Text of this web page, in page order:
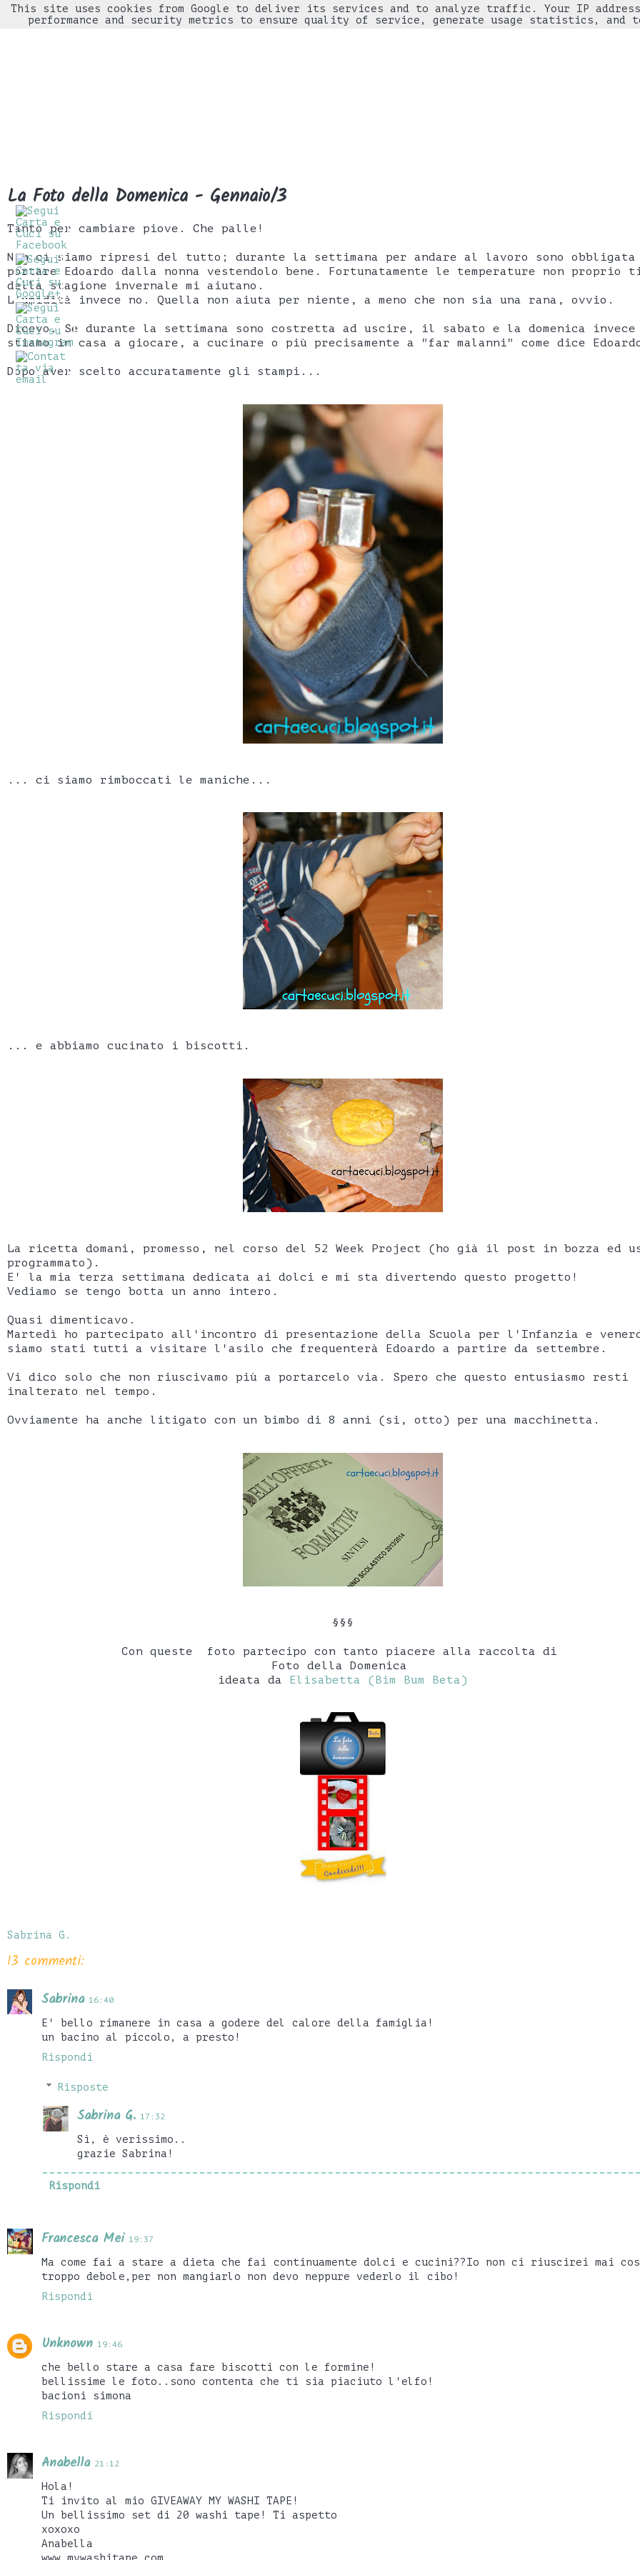
La Foto della Domenica - Gennaio/3
Tanto per cambiare piove. Che palle!
Non ci siamo ripresi del tutto; durante la settimana per andare al lavoro sono obbligata
portare Edoardo dalla nonna vestendolo bene. Fortunatamente le temperature non proprio
della stagione invernale mi aiutano.
L'umidità invece no. Quella non aiuta per niente, a meno che non sia una rana, ovvio.
Dicevo. Se durante la settimana sono costretta ad uscire, il sabato e la domenica invece
stiamo in casa a giocare, a cucinare o più precisamente a "far malanni" come dice
Dopo aver scelto accuratamente gli stampi...
... ci siamo rimboccati le maniche...
... e abbiamo cucinato i biscotti.
La ricetta domani, promesso, nel corso del 52 Week Project (ho già il post in bozza ed
programmato).
E' la mia terza settimana dedicata ai dolci e mi sta divertendo questo progetto!
Vediamo se tengo botta un anno intero.
Quasi dimenticavo.
Martedì ho partecipato all'incontro di presentazione della Scuola per l'Infanzia e
siamo stati tutti a visitare l'asilo che frequenterà Edoardo a partire da settembre.
Vi dico solo che non riuscivamo più a portarcelo via. Spero che questo entusiasmo resti
inalterato nel tempo.
Ovviamente ha anche litigato con un bimbo di 8 anni (si, otto) per una macchinetta.
§§§
Con queste foto partecipo con tanto piacere alla raccolta di
Foto della Domenica
ideata da Elisabetta (Bim Bum Beta)
Sabrina G.
13 commenti:
Sabrina 16:40
E' bello rimanere in casa a godere del calore della famiglia!
un bacino al piccolo, a presto!
Rispondi
Risposte
Sabrina G. 17:32
Sì, è verissimo..
grazie Sabrina!
Rispondi
Francesca Mei 19:37
Ma come fai a stare a dieta che fai continuamente dolci e cucini??Io non ci riuscirei mai
troppo debole,per non mangiarlo non devo neppure vederlo il cibo!
Rispondi
Unknown 19:46
che bello stare a casa fare biscotti con le formine!
bellissime le foto..sono contenta che ti sia piaciuto l'elfo!
bacioni simona
Rispondi
Anabella 21:12
Hola!
Ti invito al mio GIVEAWAY MY WASHI TAPE!
Un bellissimo set di 20 washi tape! Ti aspetto
xoxoxo
Anabella
This site uses cookies from Google to deliver its services and to analyze traffic. Your IP address
performance and security metrics to ensure quality of service, generate usage statistics, and